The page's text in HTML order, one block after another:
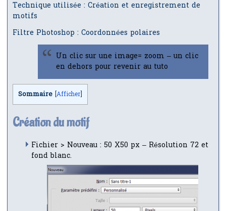
Technique utilisée : Création et enregistrement de
motifs
Filtre Photoshop : Coordonnées polaires
Un clic sur une image= zoom – un clic
en dehors pour revenir au tuto
Sommaire [Afficher]
Création du motif
Fichier > Nouveau : 50 X50 px – Résolution 72 et
fond blanc.